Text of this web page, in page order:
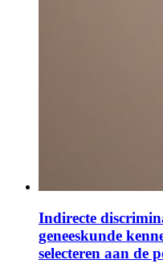
Indirecte
geneeskunde
selecteren aan de